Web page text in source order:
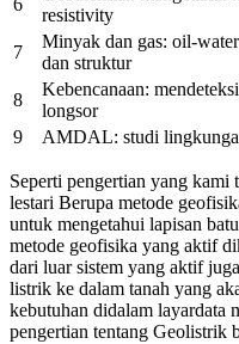
6
resistivity
7
Minyak dan gas: oil-
dan struktur
8
Kebencanaan:
longsor
9
AMDAL: studi
Seperti pengertian yang kami
lestari Berupa metode
untuk mengetahui lapisan
metode geofisika yang aktif
dari luar sistem yang aktif
listrik ke dalam tanah yang
kebutuhan didalam layardata
pengertian tentang Geolistrik